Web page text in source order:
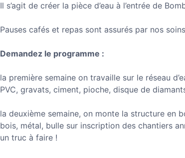
Il s’agit de créer la pièce d’eau à l’entrée de
Pauses cafés et repas sont assurés par nos
Demandez le programme :
la première semaine on travaille sur le réseau
PVC, gravats, ciment, pioche, disque de
la deuxième semaine, on monte la structure en
bois, métal, bulle sur inscription des chantiers
un truc à faire !